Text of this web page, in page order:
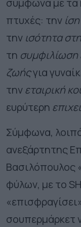
σύμφωνα με τα
πτυχές: την
την ισότητα
τη συμφιλίωση
ζωήςγια
τηνεταιρική
ευρύτερη
Σύμφωνα,
ανεξάρτητης
Βασιλόπουλος
φύλων, με το
σουπερμάρκετ